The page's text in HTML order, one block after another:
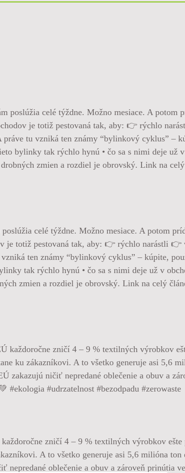
celé týždne. Možno mesiace. A potom
je totiž pestovaná tak, aby: 👉 rýchlo narástli
ten známy “bylinkový cyklus” – kúpite,
tak rýchlo hynú • čo sa s nimi deje už v
zmien a rozdiel je obrovský. Link na celý
zničí 4 – 9 % textilných výrobkov
A to všetko generuje asi 5,6 milióna
oblečenie a obuv a zároveň prinútia